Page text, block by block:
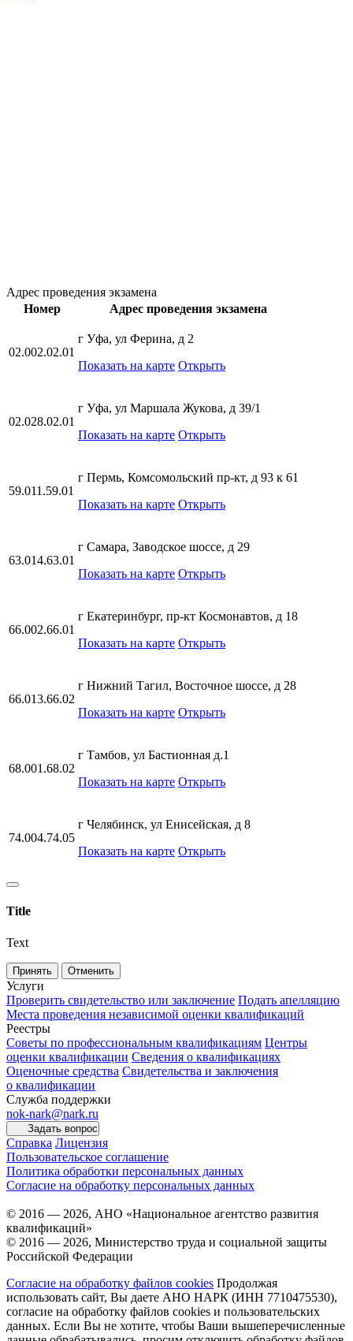
Адрес проведения экзамена
Номер
Адрес проведения экзамена
02.002.02.01
г Уфа, ул Ферина, д 2
Показать на карте Открыть
02.028.02.01
г Уфа, ул Маршала Жукова, д 39/1
Показать на карте Открыть
59.011.59.01
г Пермь, Комсомольский пр-кт, д 93 к 61
Показать на карте Открыть
63.014.63.01
г Самара, Заводское шоссе, д 29
Показать на карте Открыть
66.002.66.01
г Екатеринбург, пр-кт Космонавтов, д 18
Показать на карте Открыть
66.013.66.02
г Нижний Тагил, Восточное шоссе, д 28
Показать на карте Открыть
68.001.68.02
г Тамбов, ул Бастионная д.1
Показать на карте Открыть
74.004.74.05
г Челябинск, ул Енисейская, д 8
Показать на карте Открыть
Title
Text
Принять Отменить
Услуги
Проверить свидетельство или заключение Подать апелляцию
Места проведения независимой оценки квалификаций
Реестры
Советы по профессиональным квалификациям Центры
оценки квалификации Сведения о квалификациях
Оценочные средства Свидетельства и заключения
о квалификации
Служба поддержки
nok-nark@nark.ru
Задать вопрос
Справка Лицензия
Пользовательское соглашение
Политика обработки персональных данных
Согласие на обработку персональных данных
© 2016 — 2026, АНО «Национальное агентство развития
квалификаций»
© 2016 — 2026, Министерство труда и социальной защиты
Российской Федерации
Согласие на обработку файлов cookies Продолжая
использовать сайт, Вы даете АНО НАРК (ИНН 7710475530),
согласие на обработку файлов cookies и пользовательских
данных. Если Вы не хотите, чтобы Ваши вышеперечисленные